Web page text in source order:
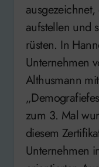
aufstellen und
rüsten. In
Unternehmen
Althusmann
zum 3. Mal
diesem
Unternehmen